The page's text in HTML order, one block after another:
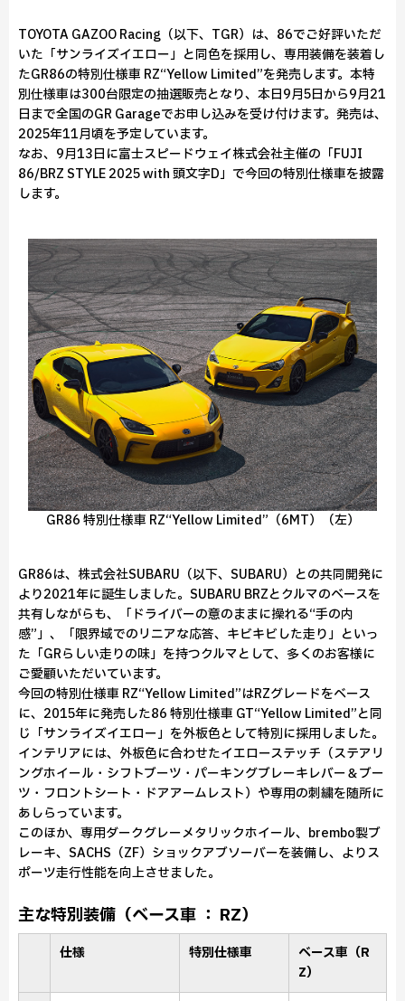
TOYOTA GAZOO Racing（以下、TGR）は、86でご好評いただ
いた「サンライズイエロー」と同色を採用し、専用装備を装着し
たGR86の特別仕様車 RZ“Yellow Limited”を発売します。本特
別仕様車は300台限定の抽選販売となり、本日9月5日から9月21
日まで全国のGR Garageでお申し込みを受け付けます。発売は、
2025年11月頃を予定しています。
なお、9月13日に富士スピードウェイ株式会社主催の「FUJI
86/BRZ STYLE 2025 with 頭文字D」で今回の特別仕様車を披露
します。
GR86 特別仕様車 RZ“Yellow Limited”（6MT）（左）
GR86は、株式会社SUBARU（以下、SUBARU）との共同開発に
より2021年に誕生しました。SUBARU BRZとクルマのベースを
共有しながらも、「ドライバーの意のままに操れる“手の内
感”」、「限界域でのリニアな応答、キビキビした走り」といっ
た「GRらしい走りの味」を持つクルマとして、多くのお客様に
ご愛顧いただいています。
今回の特別仕様車 RZ“Yellow Limited”はRZグレードをベース
に、2015年に発売した86 特別仕様車 GT“Yellow Limited”と同
じ「サンライズイエロー」を外板色として特別に採用しました。
インテリアには、外板色に合わせたイエローステッチ（ステアリ
ングホイール・シフトブーツ・パーキングブレーキレバー＆ブー
ツ・フロントシート・ドアアームレスト）や専用の刺繍を随所に
あしらっています。
このほか、専用ダークグレーメタリックホイール、brembo製ブ
レーキ、SACHS（ZF）ショックアブソーバーを装備し、よりス
ポーツ走行性能を向上させました。
主な特別装備（ベース車 ： RZ）
仕様 特別仕様車
ベース車（R
Z）